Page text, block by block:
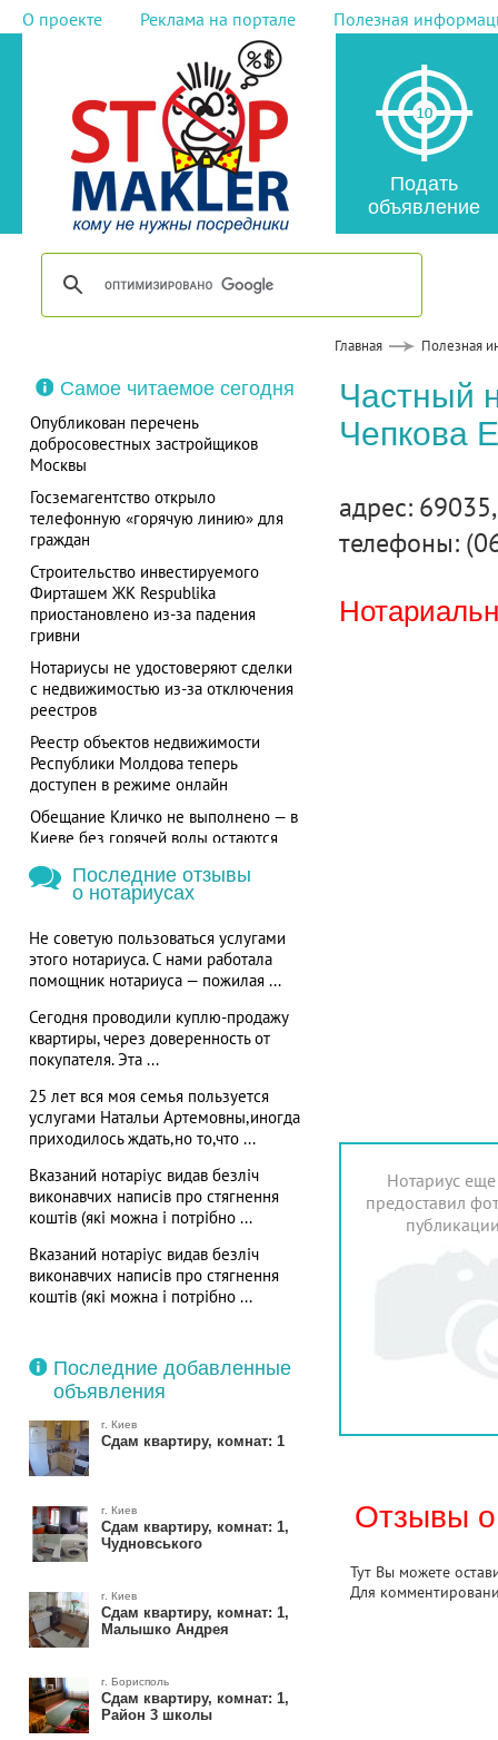
О проекте Реклама на портале Полезная
Подать
объявление
Главная Полезная
Самое читаемое сегодня
Опубликован перечень
добросовестных застройщиков
Москвы
Госземагентство открыло
телефонную «горячую линию» для
граждан
Строительство инвестируемого
Фирташем ЖК Respublika
приостановлено из-за падения
гривни
Нотариусы не удостоверяют сделки
с недвижимостью из-за отключения
реестров
Реестр объектов недвижимости
Республики Молдова теперь
доступен в режиме онлайн
Обещание Кличко не выполнено — в
Киеве без горячей воды остаются
Последние отзывы
о нотариусах
Не советую пользоваться услугами
этого нотариуса. С нами работала
помощник нотариуса — пожилая ...
Сегодня проводили куплю-продажу
квартиры, через доверенность от
покупателя. Эта ...
25 лет вся моя семья пользуется
услугами Натальи Артемовны,иногда
приходилось ждать,но то,что ...
Вказаний нотаріус видав безліч
виконавчих написів про стягнення
коштів (які можна і потрібно ...
Вказаний нотаріус видав безліч
виконавчих написів про стягнення
коштів (які можна і потрібно ...
Последние добавленные
объявления
г. Киев
Сдам квартиру, комнат: 1
г. Киев
Сдам квартиру, комнат: 1,
Чудновського
г. Киев
Сдам квартиру, комнат: 1,
Малышко Андрея
г. Борисполь
Сдам квартиру, комнат: 1,
Район 3 школы
Частный
Чепкова
адрес:
телефоны:
Нотариус
предоставил
Отзывы о
Тут Вы можете
Для